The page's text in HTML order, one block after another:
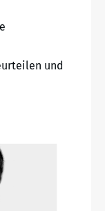
und